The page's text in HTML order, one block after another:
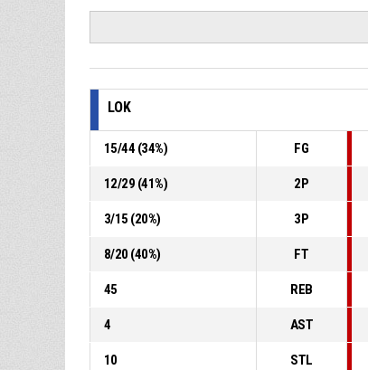
LOK
15/44 (34%) FG
12/29 (41%) 2P
3/15 (20%) 3P
8/20 (40%) FT
45 REB
4 AST
10 STL